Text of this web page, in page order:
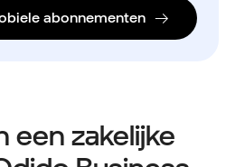
abonnementen
een zakelijke